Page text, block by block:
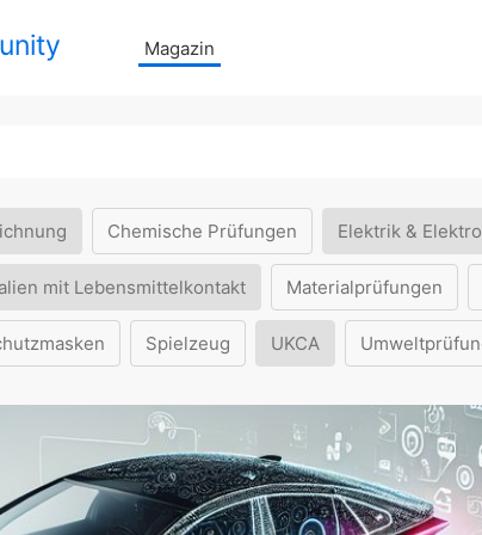
Magazin
Chemische Prüfungen Elektrik &
mit Lebensmittelkontakt Materialprüfungen
Spielzeug UKCA